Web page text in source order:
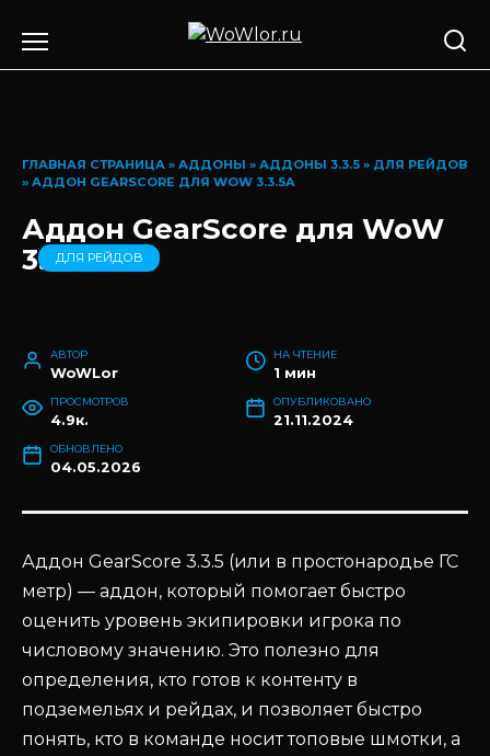
содержанию
ГЛАВНАЯ СТРАНИЦА » АДДОНЫ » АДДОНЫ 3.3.5 » ДЛЯ РЕЙДОВ
» АДДОН GEARSCORE ДЛЯ WOW 3.3.5A
Аддон GearScore для WoW
3.3.5a
ДЛЯ РЕЙДОВ
АВТОР
WoWLor
НА ЧТЕНИЕ
1 мин
ПРОСМОТРОВ
4.9к.
ОПУБЛИКОВАНО
21.11.2024
ОБНОВЛЕНО
04.05.2026
Аддон GearScore 3.3.5 (или в простонародье ГС
метр) — аддон, который помогает быстро
оценить уровень экипировки игрока по
числовому значению. Это полезно для
определения, кто готов к контенту в
подземельях и рейдах, и позволяет быстро
понять, кто в команде носит топовые шмотки, а